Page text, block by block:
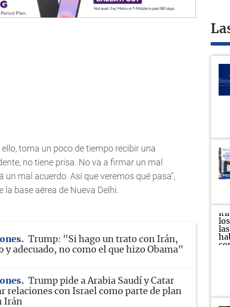
toma un poco de tiempo recibir una
no tiene prisa. No va a firmar un mal
un mal acuerdo. Así que veremos qué pasa",
la base aérea de Nueva Delhi.
Trump: "Si hago un trato con Irán,
y adecuado, no como el que hizo Obama"
Trump pide a Arabia Saudí y Catar
relaciones con Israel como parte de plan
Irán